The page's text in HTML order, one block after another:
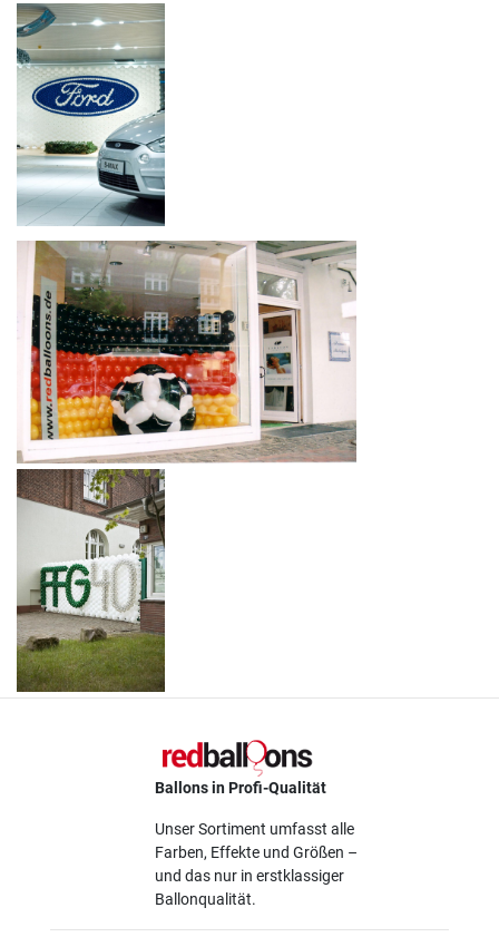
Ballons in Profi-Qualität
Unser Sortiment umfasst alle
Farben, Effekte und Größen –
und das nur in erstklassiger
Ballonqualität.